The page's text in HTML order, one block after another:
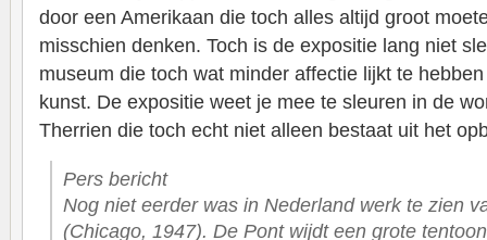
door een Amerikaan die toch alles altijd groot
misschien denken. Toch is de expositie lang niet
museum die toch wat minder affectie lijkt te
kunst. De expositie weet je mee te sleuren in de
Therrien die toch echt niet alleen bestaat uit het
Pers bericht
Nog niet eerder was in Nederland werk te zien
(Chicago, 1947). De Pont wijdt een grote